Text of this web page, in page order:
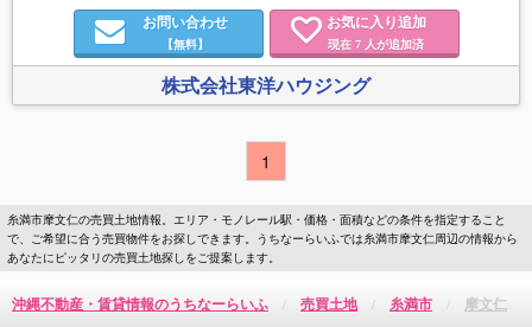
お問い合わせ
【無料】
お気に入り追加
現在 7 人が追加済
株式会社東洋ハウジング
1
糸満市摩文仁の売買土地情報。エリア・モノレール駅・価格・面積などの条件を指定すること
で、ご希望に合う売買物件をお探しできます。うちなーらいふでは糸満市摩文仁周辺の情報から
あなたにピッタリの売買土地探しをご提案します。
沖縄不動産・賃貸情報のうちなーらいふ 売買土地 糸満市 摩文仁